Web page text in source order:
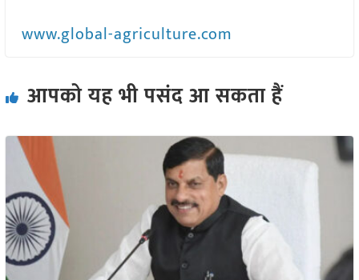
www.global-agriculture.com
आपको यह भी पसंद आ सकता हैं